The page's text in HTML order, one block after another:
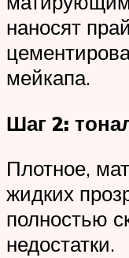
наносят
мейкапа.
Шаг 2:
Плотное,
жидких
полностью
недостатки.